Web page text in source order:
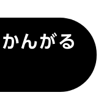
んがる